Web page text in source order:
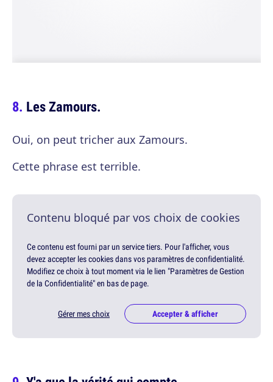
Les Zamours.
Oui, on peut tricher aux Zamours.
Cette phrase est terrible.
Contenu bloqué par vos choix de cookies
Ce contenu est fourni par un service tiers. Pour l'afficher, vous
devez accepter les cookies dans vos paramètres de confidentialité.
Modifiez ce choix à tout moment via le lien "Paramètres de Gestion
de la Confidentialité" en bas de page.
Gérer mes choix Accepter & afficher